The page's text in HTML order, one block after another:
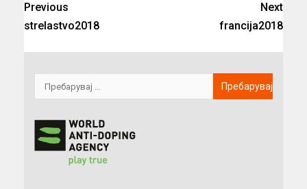
Previous
strelastvo2018
Next
francija2018